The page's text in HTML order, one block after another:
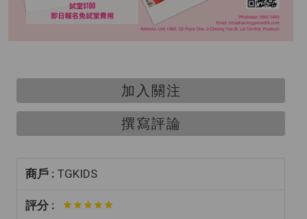
加入關注
撰寫評論
商戶 : TGKIDS
評分 :